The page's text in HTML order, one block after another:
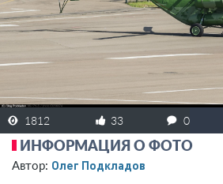
1812 33 0
ИНФОРМАЦИЯ О ФОТО
Автор: Олег Подкладов